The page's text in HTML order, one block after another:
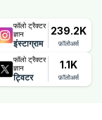
फॉलो ट्रैक्टर
ज्ञान
इंस्टाग्राम
239.2K
फ़ॉलोअर्स
फॉलो ट्रैक्टर
ज्ञान
ट्विटर
1.1K
फ़ॉलोअर्स